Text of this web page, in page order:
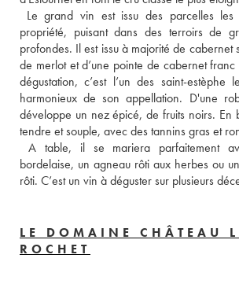
Le grand vin est issu des parcelles
propriété, puisant dans des terroirs de
profondes. Il est issu à majorité de cabernet
de merlot et d’une pointe de cabernet
dégustation, c’est l’un des saint-estèphe
harmonieux de son appellation. D'une
développe un nez épicé, de fruits noirs. En
tendre et souple, avec des tannins gras et
A table, il se mariera parfaitement
bordelaise, un agneau rôti aux herbes ou
rôti. C’est un vin à déguster sur plusieurs
LE DOMAINE CHÂTEAU
ROCHET